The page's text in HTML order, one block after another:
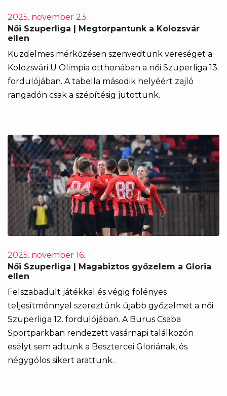
2025. november 23.
Női Szuperliga | Megtorpantunk a Kolozsvár
ellen
Küzdelmes mérkőzésen szenvedtünk vereséget a
Kolozsvári U Olimpia otthonában a női Szuperliga 13.
fordulójában. A tabella második helyéért zajló
rangadón csak a szépítésig jutottunk.
2025. november 16.
Női Szuperliga | Magabiztos győzelem a Gloria
ellen
Felszabadult játékkal és végig fölényes
teljesítménnyel szereztünk újabb győzelmet a női
Szuperliga 12. fordulójában. A Burus Csaba
Sportparkban rendezett vasárnapi találkozón
esélyt sem adtunk a Besztercei Gloriának, és
négygólos sikert arattunk.